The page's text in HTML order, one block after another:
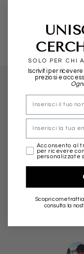
WHAT
Friendly,
More than
SOLO PER CHI
Iscriviti per
preziosi e
nome
Email
marketing
Acconsento al
per ricevere
personalizzate
Scopri come
consulta la